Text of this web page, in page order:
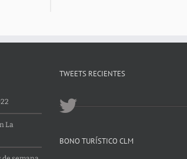
La
TWEETS RECIENTES
BONO TURÍSTICO CLM